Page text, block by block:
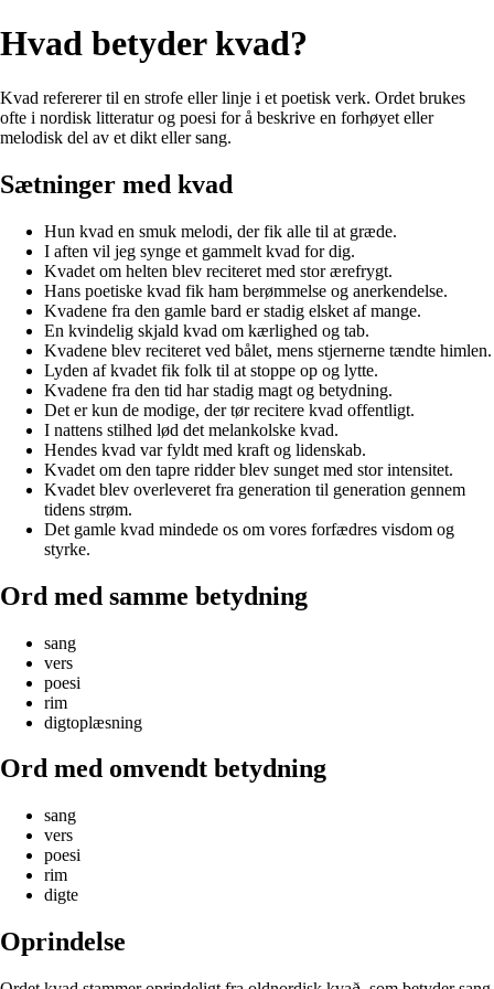
Hvad betyder kvad?
Kvad refererer til en strofe eller linje i et poetisk verk. Ordet brukes
ofte i nordisk litteratur og poesi for å beskrive en forhøyet eller
melodisk del av et dikt eller sang.
Sætninger med kvad
Hun kvad en smuk melodi, der fik alle til at græde.
I aften vil jeg synge et gammelt kvad for dig.
Kvadet om helten blev reciteret med stor ærefrygt.
Hans poetiske kvad fik ham berømmelse og anerkendelse.
Kvadene fra den gamle bard er stadig elsket af mange.
En kvindelig skjald kvad om kærlighed og tab.
Kvadene blev reciteret ved bålet, mens stjernerne tændte himlen.
Lyden af kvadet fik folk til at stoppe op og lytte.
Kvadene fra den tid har stadig magt og betydning.
Det er kun de modige, der tør recitere kvad offentligt.
I nattens stilhed lød det melankolske kvad.
Hendes kvad var fyldt med kraft og lidenskab.
Kvadet om den tapre ridder blev sunget med stor intensitet.
Kvadet blev overleveret fra generation til generation gennem
tidens strøm.
Det gamle kvad mindede os om vores forfædres visdom og
styrke.
Ord med samme betydning
sang
vers
poesi
rim
digtoplæsning
Ord med omvendt betydning
sang
vers
poesi
rim
digte
Oprindelse